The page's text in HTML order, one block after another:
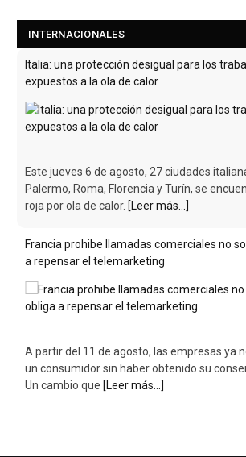
INTERNACIONALES
Francia prohibe llamadas comerciales no
a repensar el telemarketing
A partir del 11 de agosto, las empresas ya
un consumidor sin haber obtenido su
Un cambio que[Leer más...]